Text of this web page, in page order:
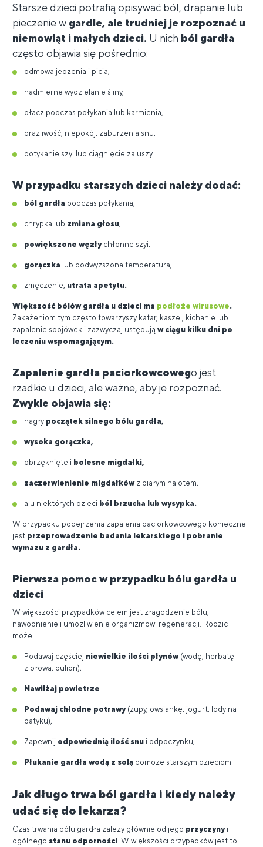
Starsze dzieci potrafią opisywać ból, drapanie lub
pieczenie w gardle, ale trudniej je rozpoznać u
niemowląt i małych dzieci. U nich ból gardła
często objawia się pośrednio:
odmowa jedzenia i picia,
nadmierne wydzielanie śliny,
płacz podczas połykania lub karmienia,
drażliwość, niepokój, zaburzenia snu,
dotykanie szyi lub ciągnięcie za uszy.
W przypadku starszych dzieci należy dodać:
ból gardła podczas połykania,
chrypka lub zmiana głosu
powiększone węzłychłonne szyi,
gorączka lub podwyższona temperatura,
zmęczenie, utrata apetytu.
Większość bólów gardła u dzieci ma podłoże wirusowe.
Zakażeniom tym często towarzyszy katar, kaszel, kichanie lub
zapalenie spojówek i zazwyczaj ustępują w ciągu kilku dni po
leczeniu wspomagającym.
Zapalenie gardła paciorkowcowego jest
rzadkie u dzieci, ale ważne, aby je rozpoznać.
Zwykle objawia się:
nagły początek silnego bólu gardła,
wysoka gorączka,
obrzęknięte i bolesne migdałki,
zaczerwienienie migdałkówz białym nalotem,
a u niektórych dzieci ból brzucha lub wysypka.
W przypadku podejrzenia zapalenia paciorkowcowego konieczne
jest przeprowadzenie badania lekarskiego i pobranie
wymazu z gardła.
Pierwsza pomoc w przypadku bólu gardła u
dzieci
W większości przypadków celem jest złagodzenie bólu,
nawodnienie i umożliwienie organizmowi regeneracji. Rodzic
może:
Podawaj częściej niewielkie ilości płynów(wodę, herbatę
ziołową, bulion),
Nawilżaj powietrze
Podawaj chłodne potrawy(zupy, owsiankę, jogurt, lody na
patyku),
Zapewnij odpowiednią ilość snu i odpoczynku,
Płukanie gardła wodą z solą pomoże starszym dzieciom.
Jak długo trwa ból gardła i kiedy należy
udać się do lekarza?
Czas trwania bólu gardła zależy głównie od jego przyczynyi
ogólnego stanu odporności . W większości przypadków jest to